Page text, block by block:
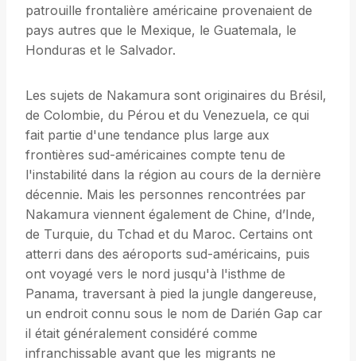
patrouille frontalière américaine provenaient de
pays autres que le Mexique, le Guatemala, le
Honduras et le Salvador.
Les sujets de Nakamura sont originaires du Brésil,
de Colombie, du Pérou et du Venezuela, ce qui
fait partie d'une tendance plus large aux
frontières sud-américaines compte tenu de
l'instabilité dans la région au cours de la dernière
décennie. Mais les personnes rencontrées par
Nakamura viennent également de Chine, d’Inde,
de Turquie, du Tchad et du Maroc. Certains ont
atterri dans des aéroports sud-américains, puis
ont voyagé vers le nord jusqu'à l'isthme de
Panama, traversant à pied la jungle dangereuse,
un endroit connu sous le nom de Darién Gap car
il était généralement considéré comme
infranchissable avant que les migrants ne